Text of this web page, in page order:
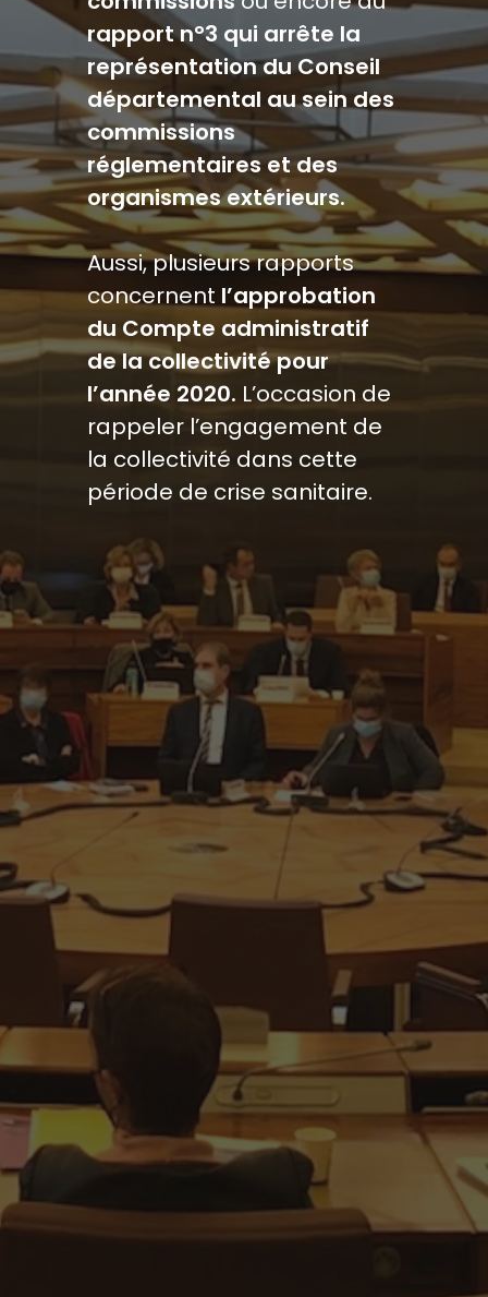
rapport n°3 qui arrête la
représentation du Conseil
départemental au sein des
commissions
réglementaires et des
organismes extérieurs.
Aussi, plusieurs rapports
concernent l’approbation
du Compte administratif
de la collectivité pour
l’année 2020. L’occasion de
rappeler l’engagement de
la collectivité dans cette
période de crise sanitaire.